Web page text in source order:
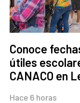
Conoce
útiles
CANACO en
Hace 6 horas